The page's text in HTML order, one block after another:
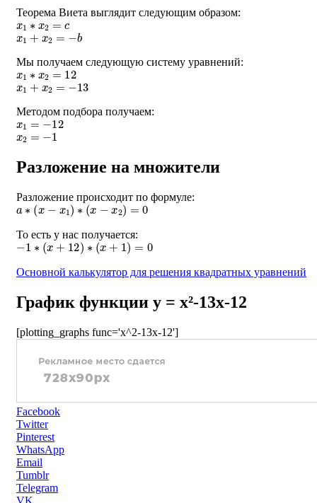
Теорема Виета выглядит следующим образом:
x1∗x2= c
x1 + x2 =− b
Мы получаем следующую систему уравнений:
x1∗x2=12
x1 + x2 =− 13
Методом подбора получаем:
x1=−12
x2 =−
Разложение на множители
Разложение происходит по формуле:
a ∗(x−x1)∗ (x−x2)=0
То есть у нас получается:
−1∗(x+12)∗(x+1)=0
Основной калькулятор для решения квадратных уравнений
График функции y = x²-13x-12
[plotting_graphs func='x^2-13x-12']
Facebook
Twitter
Pinterest
WhatsApp
Email
Tumblr
Telegram
VK